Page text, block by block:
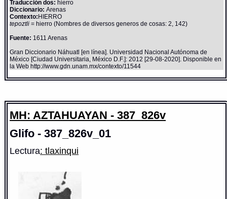
Traducción dos: hierro
Diccionario:Arenas
Contexto: HIERRO
tepoztli= hierro (Nombres de diversos generos de cosas: 2, 142)
Fuente: 1611 Arenas
Gran Diccionario Náhuatl [en línea]. Universidad Nacional Autónoma de
México [Ciudad Universitaria, México D.F.]: 2012 [29-08-2020]. Disponible en
la Web http://www.gdn.unam.mx/contexto/11544
MH: AZTAHUAYAN - 387_826v
Glifo - 387_826v_01
Lectura: tlaxinqui